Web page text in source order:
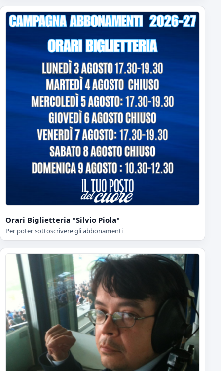
Orari Biglietteria "Silvio Piola"
Per poter sottoscrivere gli abbonamenti